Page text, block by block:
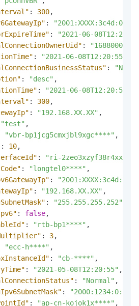
: 300,
:
:
"2021-06-
:
: "2021-06-08T12:20:55"
:
: "desc" ,
: "2021-06-08T12:20:55"
: 300,
: "192.168.XX.XX" ,
"test" ,
"vbr-bp1jcg5cmxjbl9xgc****" ,
: 10,
:
"ri-
: "longtel0****" ,
:
: "192.168.XX.XX" ,
: "255.255.255.252"
: false,
: "rtb-bp1****" ,
: 3,
"ecc-h****" ,
: "cb-****" ,
: "2021-05-08T12:20:55" ,
: "Normal" ,
:
: "ap-cn-kojok1x****" ,